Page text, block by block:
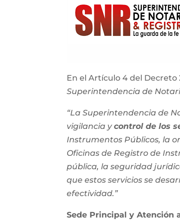
En el Artículo 4 del Decreto
Superintendencia de
“La Superintendencia de
vigilancia ycontrol de los
Instrumentos Públicos, la
Oficinas de Registro de
pública, la seguridad
que estos servicios se
efectividad.”
Sede Principal y Atención